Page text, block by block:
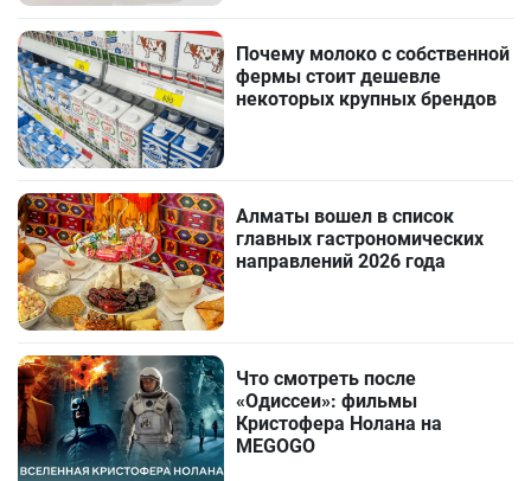
Почему молоко с собственной
фермы стоит дешевле
некоторых крупных брендов
Алматы вошел в список
главных гастрономических
направлений 2026 года
Что смотреть после
«Одиссеи»: фильмы
Кристофера Нолана на
MEGOGO